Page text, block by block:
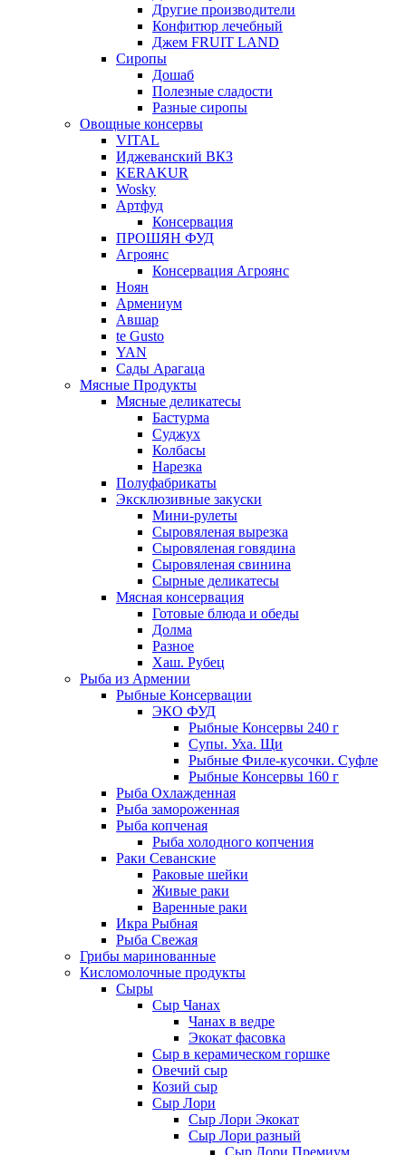
Другие производители
Конфитюр лечебный
Джем FRUIT LAND
Сиропы
Дошаб
Полезные сладости
Разные сиропы
Овощные консервы
VITAL
Иджеванский ВКЗ
KERAKUR
Wosky
Артфуд
Консервация
ПРОШЯН ФУД
Агроянс
Консервация Агроянс
Ноян
Армениум
Авшар
te Gusto
YAN
Сады Арагаца
Мясные Продукты
Мясные деликатесы
Бастурма
Суджух
Колбасы
Нарезка
Полуфабрикаты
Эксклюзивные закуски
Мини-рулеты
Сыровяленая вырезка
Сыровяленая говядина
Сыровяленая свинина
Сырные деликатесы
Мясная консервация
Готовые блюда и обеды
Долма
Разное
Хаш. Рубец
Рыба из Армении
Рыбные Консервации
ЭКО ФУД
Рыбные Консервы 240 г
Супы. Уха. Щи
Рыбные Филе-кусочки. Суфле
Рыбные Консервы 160 г
Рыба Охлажденная
Рыба замороженная
Рыба копченая
Рыба холодного копчения
Раки Севанские
Раковые шейки
Живые раки
Варенные раки
Икра Рыбная
Рыба Свежая
Грибы маринованные
Кисломолочные продукты
Сыры
Сыр Чанах
Чанах в ведре
Экокат фасовка
Сыр в керамическом горшке
Овечий сыр
Козий сыр
Сыр Лори
Сыр Лори Экокат
Сыр Лори разный
Сыр Лори Премиум